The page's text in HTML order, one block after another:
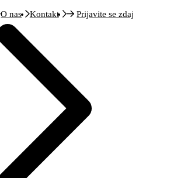
O nas Kontakt Prijavite se zdaj